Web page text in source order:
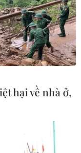
hại về nhà ở,